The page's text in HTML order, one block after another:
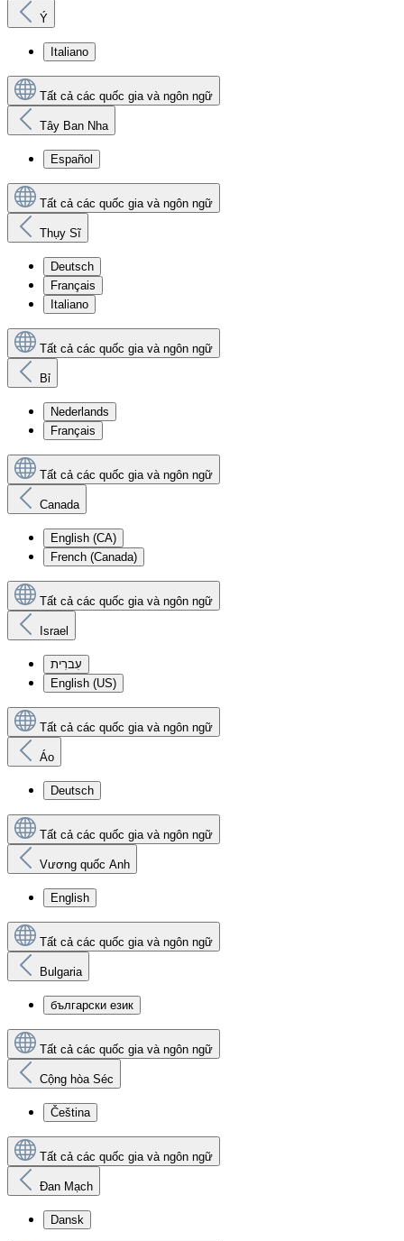
Ý
Italiano
Tất cả các quốc gia và ngôn ngữ
Tây Ban Nha
Español
Tất cả các quốc gia và ngôn ngữ
Thụy Sĩ
Deutsch
Français
Italiano
Tất cả các quốc gia và ngôn ngữ
Bỉ
Nederlands
Français
Tất cả các quốc gia và ngôn ngữ
Canada
English (CA)
French (Canada)
Tất cả các quốc gia và ngôn ngữ
Israel
עִברִית
English (US)
Tất cả các quốc gia và ngôn ngữ
Áo
Deutsch
Tất cả các quốc gia và ngôn ngữ
Vương quốc Anh
English
Tất cả các quốc gia và ngôn ngữ
Bulgaria
български език
Tất cả các quốc gia và ngôn ngữ
Cộng hòa Séc
Čeština
Tất cả các quốc gia và ngôn ngữ
Đan Mạch
Dansk